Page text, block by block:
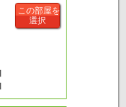
この部屋を
選択